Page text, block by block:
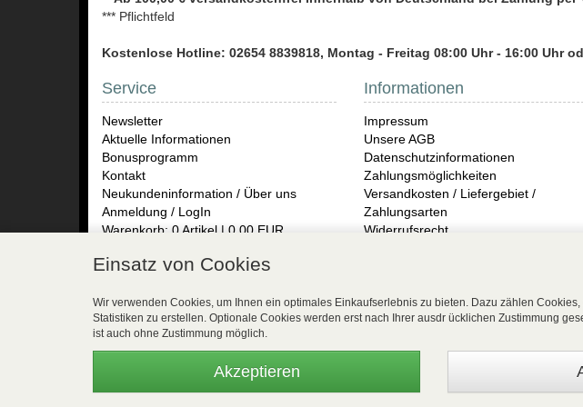
*** Pflichtfeld
Kostenlose Hotline: 02654 8839818, Montag - Freitag 08:00 Uhr - 16:00 Uhr
Service
Newsletter
Aktuelle Informationen
Bonusprogramm
Kontakt
Neukundeninformation / Über uns
Anmeldung / LogIn
Warenkorb: 0 Artikel | 0,00 EUR
Informationen
Impressum
Unsere AGB
Datenschutzinformationen
Zahlungsmöglichkeiten
Versandkosten / Liefergebiet /
Zahlungsarten
Widerrufsrecht
Presse
WEBSALE Shopsystem- © Alle Rechte vorbehalten | EasyFunShop - August-
www.easyfunshop.net - vertrieb(at)easyfunshop.net
Einsatz von Cookies
Wir verwenden Cookies, um Ihnen ein optimales Einkaufserlebnis zu bieten. Dazu zählen
Statistiken zu erstellen. Optionale Cookies werden erst nach Ihrer ausdr ücklichen Zustimmung
ist auch ohne Zustimmung möglich.
Akzeptieren